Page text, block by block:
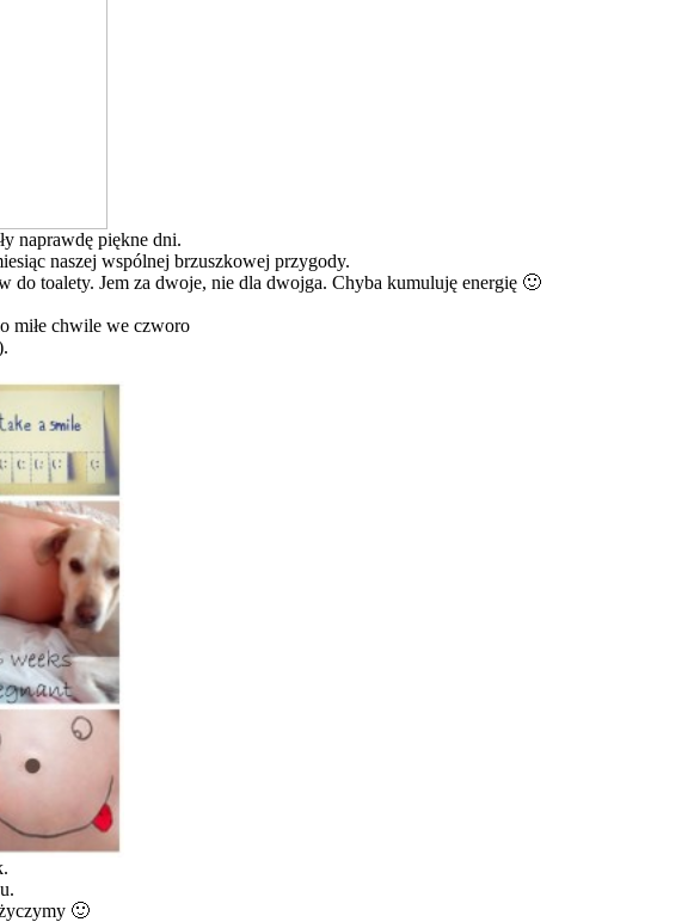
naprawdę piękne dni.
naszej wspólnej brzuszkowej przygody.
do toalety. Jem za dwoje, nie dla dwojga. Chyba kumuluję energię 🙂
miłe chwile we czworo
🙂